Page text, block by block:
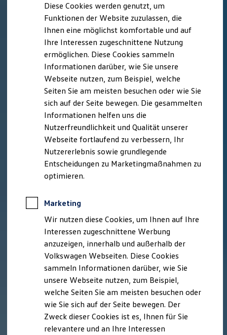
Für Privatkunden
Für Gewerbekunden
Leasing
Für Privatkunden
Für Gewerbekunden
Versicherungen & Garantien
Garantien
Kfz-Versicherung für Nutzfahrzeuge
Restschuldversicherung
Wartungsverträge
Besitzer & Service
Reparatur & Service
Sommer-Special
Reparatur, Pflege & Inspektion
Servicetermin anfragen
Service-Vorteile bei Volkswagen Nutzfahrzeuge
ServicePlus
Economy Service
Räder & Reifen Service
Ersatzfahrzeuge
Software, Konnektivität & Apps
California App
VW Connect für Ihren ID. Buzz
VW Connect für Ihren Transporter/Caravelle
VW Connect für Ihren Amarok
VW Connect für andere Modelle
Connect Pro
Fleet Interface Data
Multistop Pathfinder
Übersicht Software Updates
Hilfreiches für Besitzer
Fahrerassistenz- und Sicherheitssysteme
Kontrollleuchten
Kurzfahrprofile und Ölverdünnung
Diese Cookies werden genutzt, um
Funktionen der Website zuzulassen, die
Ihnen eine möglichst komfortable und auf
Ihre Interessen zugeschnittene Nutzung
ermöglichen. Diese Cookies sammeln
Informationen darüber, wie Sie unsere
Webseite nutzen, zum Beispiel, welche
Seiten Sie am meisten besuchen oder wie Sie
sich auf der Seite bewegen. Die gesammelten
Informationen helfen uns die
Nutzerfreundlichkeit und Qualität unserer
Webseite fortlaufend zu verbessern, Ihr
Nutzererlebnis sowie grundlegende
Entscheidungen zu Marketingmaßnahmen zu
optimieren.
Marketing
Wir nutzen diese Cookies, um Ihnen auf Ihre
Interessen zugeschnittene Werbung
anzuzeigen, innerhalb und außerhalb der
Volkswagen Webseiten. Diese Cookies
sammeln Informationen darüber, wie Sie
unsere Webseite nutzen, zum Beispiel,
welche Seiten Sie am meisten besuchen oder
wie Sie sich auf der Seite bewegen. Der
Zweck dieser Cookies ist es, Ihnen für Sie
relevantere und an Ihre Interessen